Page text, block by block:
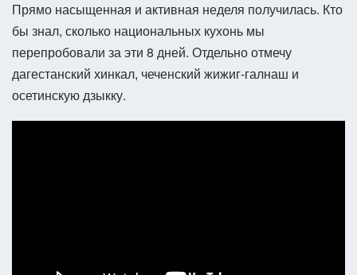
Прямо насыщенная и активная неделя получилась. Кто
бы знал, сколько национальных кухонь мы
перепробовали за эти 8 дней. Отдельно отмечу
дагестанский хинкал, чеченский жижиг-галнаш и
осетинскую дзыкку.